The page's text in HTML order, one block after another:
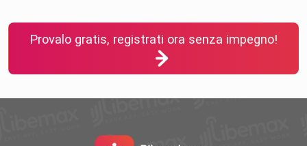
Provalo gratis, registrati ora senza impegno!